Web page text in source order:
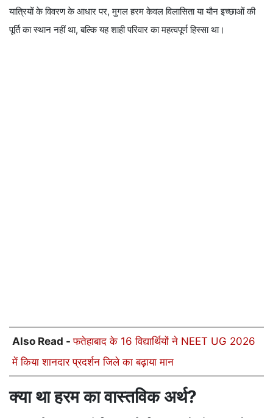
यात्रियों के विवरण के आधार पर, मुगल हरम केवल विलासिता या यौन इच्छाओं की
पूर्ति का स्थान नहीं था, बल्कि यह शाही परिवार का महत्वपूर्ण हिस्सा था।
Also Read -फतेहाबाद के 16 विद्यार्थियों ने NEET UG 2026
में किया शानदार प्रदर्शन जिले का बढ़ाया मान
क्या था हरम का वास्तविक अर्थ?